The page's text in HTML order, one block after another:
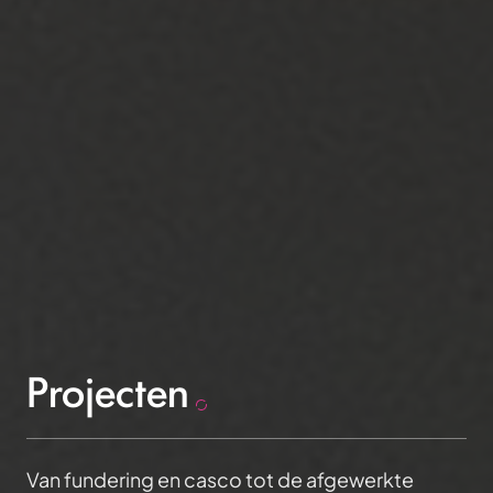
Projecten
Van fundering en casco tot de afgewerkte